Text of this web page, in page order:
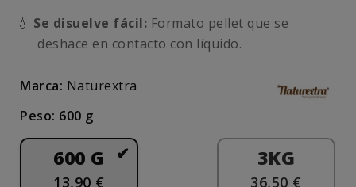
💧 Se disuelve fácil: Formato pellet que se
deshace en contacto con líquido.
Marca: Naturextra
Peso: 600 g
600 G
13,90 €
3KG
36,50 €